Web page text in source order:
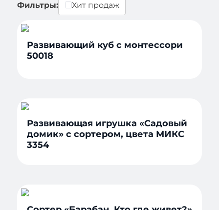
Фильтры: Хит продаж
Развивающий куб с монтессори
50018
Развивающая игрушка «Садовый
домик» с сортером, цвета МИКС
3354